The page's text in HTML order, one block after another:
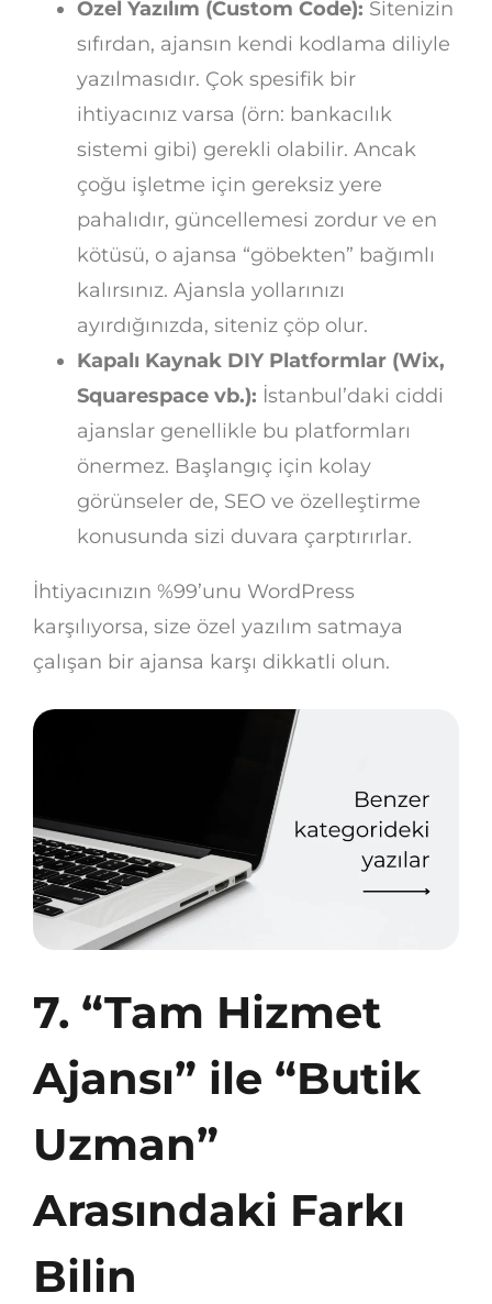
Özel Yazılım (Custom Code): Sitenizin
sıfırdan, ajansın kendi kodlama diliyle
yazılmasıdır. Çok spesifik bir
ihtiyacınız varsa (örn: bankacılık
sistemi gibi) gerekli olabilir. Ancak
çoğu işletme için gereksiz yere
pahalıdır, güncellemesi zordur ve en
kötüsü, o ajansa “göbekten” bağımlı
kalırsınız. Ajansla yollarınızı
ayırdığınızda, siteniz çöp olur.
Kapalı Kaynak DIY Platformlar (Wix,
Squarespace vb.): İstanbul’daki ciddi
ajanslar genellikle bu platformları
önermez. Başlangıç için kolay
görünseler de, SEO ve özelleştirme
konusunda sizi duvara çarptırırlar.
İhtiyacınızın %99’unu WordPress
karşılıyorsa, size özel yazılım satmaya
çalışan bir ajansa karşı dikkatli olun.
7. “Tam Hizmet
Ajansı” ile “Butik
Uzman”
Arasındaki Farkı
Bilin